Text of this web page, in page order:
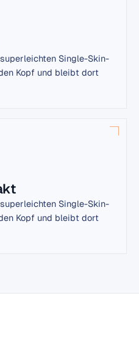
Single-Skin-
Kopf und bleibt dort
Single-Skin-
Kopf und bleibt dort